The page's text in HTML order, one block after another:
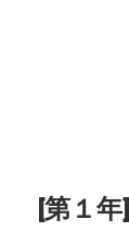
[第１年